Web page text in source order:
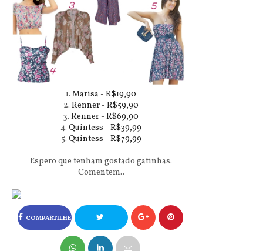
1.Marisa - R$19,90
2.Renner - R$59,90
3.Renner - R$69,90
4.Quintess - R$39,99
5. Quintess - R$79,99
Espero que tenham gostado gatinhas.
Comentem..
COMPARTILHE
NO FACEBOOK COMPARTILHE